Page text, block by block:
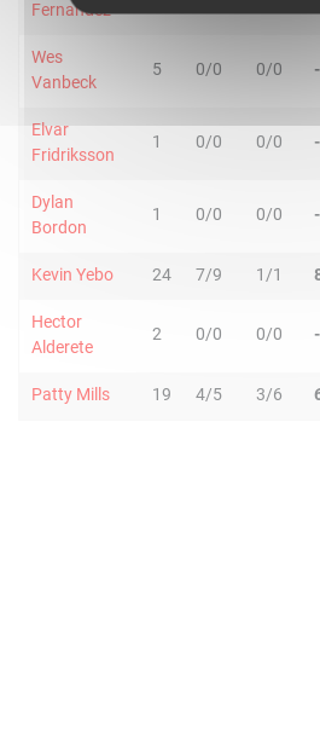
Fernandez
Wes
Vanbeck
5 0/0 0/0 -
Elvar
Fridriksson
1 0/0 0/0 -
Dylan
Bordon
1 0/0 0/0 -
Kevin Yebo 24 7/9 1/1
Hector
Alderete
2 0/0 0/0 -
Patty Mills 19 4/5 3/6